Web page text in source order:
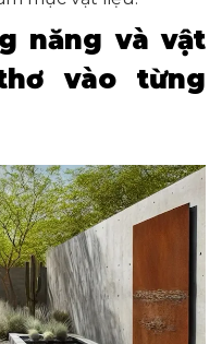
năng và vật
vào từng